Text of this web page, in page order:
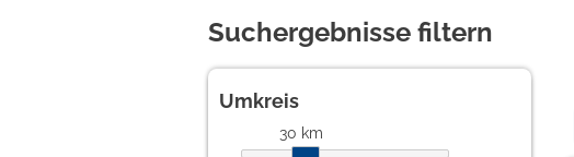
Suchergebnisse filtern
Umkreis
30 km